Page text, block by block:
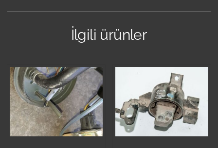
İlgili ürünler